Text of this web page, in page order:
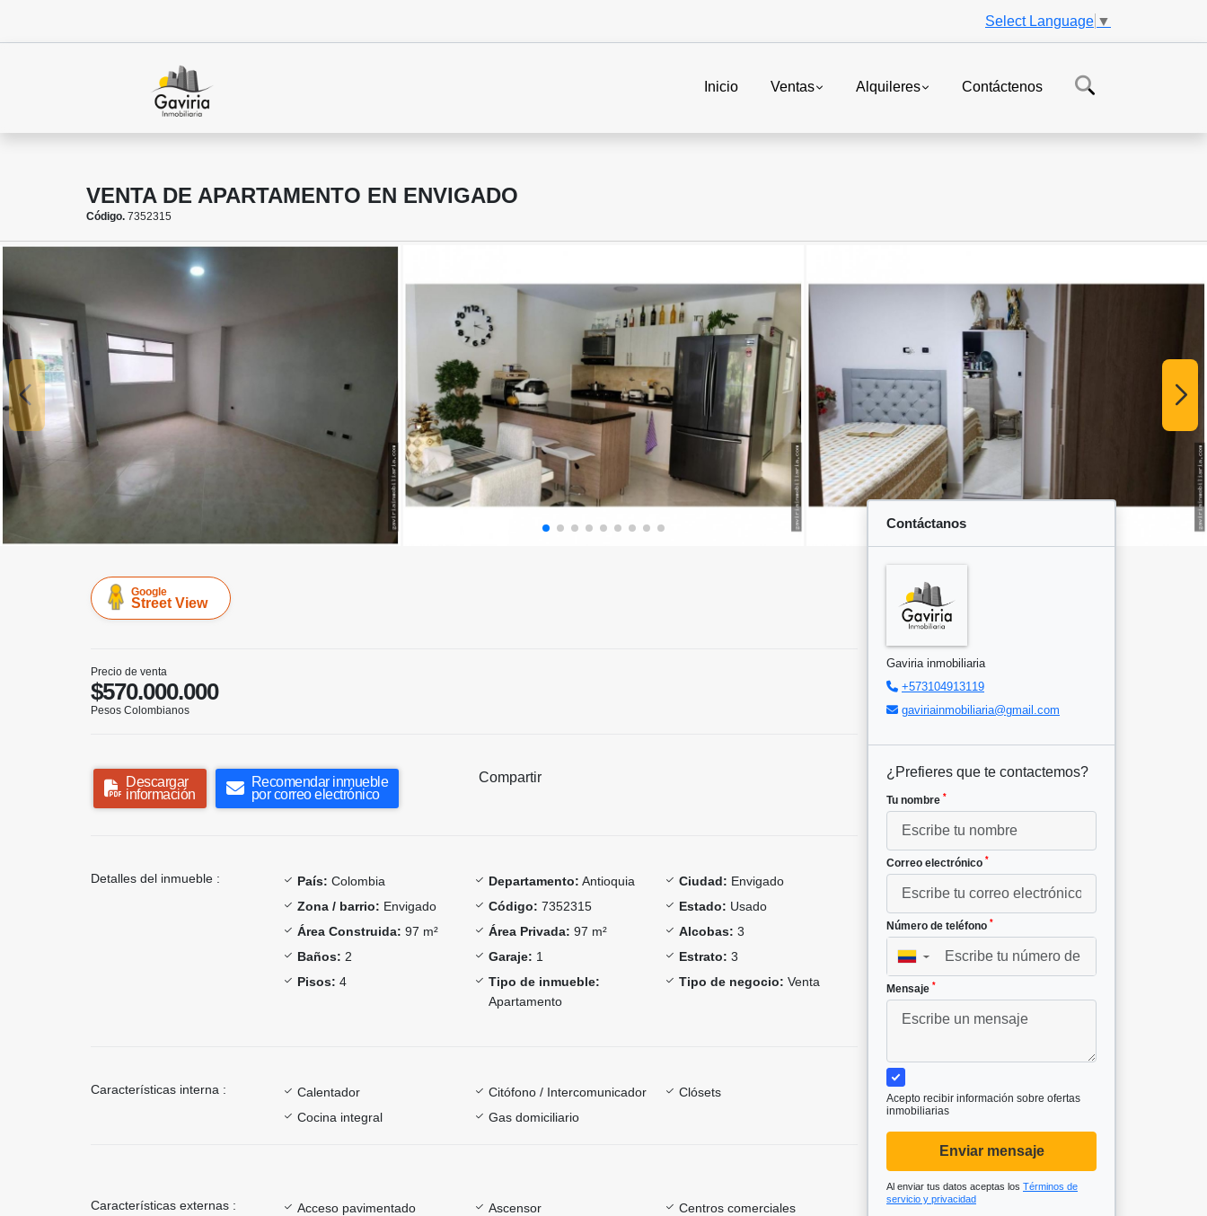
Select Language ▼
Inicio Ventas Alquileres Contáctenos
VENTA DE APARTAMENTO EN ENVIGADO
Código. 7352315
Google
Street View
Precio de venta
$570.000.000
Pesos Colombianos
Descargar
información
Recomendar inmueble
por correo electrónico
Compartir
Detalles del inmueble : País: Colombia Departamento: Antioquia Ciudad: Envigado
Zona / barrio: Envigado Código: 7352315 Estado: Usado
Área Construida: 97 m² Área Privada: 97 m² Alcobas: 3
Baños: 2 Garaje: 1 Estrato: 3
Pisos: 4
Tipo de inmueble:
Apartamento
Tipo de negocio: Venta
Características interna : Calentador Citófono / Intercomunicador
Clósets
Cocina integral
Gas domiciliario
Características externas : Acceso pavimentado Ascensor
Centros comerciales
Contáctanos
Gaviria inmobiliaria
+573104913119
gaviriainmobiliaria@gmail.com
¿Prefieres que te contactemos?
Tu nombre *
Correo electrónico *
Número de teléfono *
▼
Mensaje *
Acepto recibir información sobre ofertas
inmobiliarias
Enviar mensaje
Al enviar tus datos aceptas los Términos de
servicio y privacidad